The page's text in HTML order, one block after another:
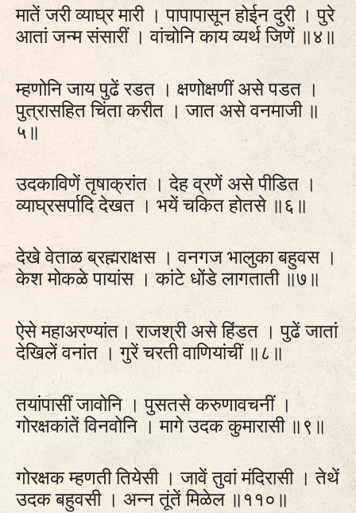
मातें जरी व्याघ्र मारी । पापापासून होईन दुरी । पुरे
आतां जन्म संसारीं । वांचोनि काय व्यर्थ जिणें ॥४॥
म्हणोनि जाय पुढें रडत । क्षणोक्षणीं असे पडत ।
पुत्रासहित चिंता करीत । जात असे वनमाजी ॥
५॥
उदकाविणें तृषाक्रांत । देह व्रणें असे पीडित ।
व्याघ्रसर्पादि देखत । भयें चकित होतसे ॥६॥
देखे वेताळ ब्रह्मराक्षस । वनगज भालुका बहुवस ।
केश मोकळे पायांस । कांटे धोंडे लागताती ॥७॥
ऐसे महाअरण्यांत। राजश्री असे हिंडत । पुढें जातां
देखिलें वनांत । गुरें चरती वाणियांचीं ॥८॥
तयांपासीं जावोनि । पुसतसे करुणावचनीं ।
गोरक्षकांतें विनवोनि । मागे उदक कुमारासी ॥९॥
गोरक्षक म्हणती तियेसी । जावें तुवां मंदिरासी । तेथें
उदक बहुवसी । अन्न तूंतें मिळेल ॥११०॥